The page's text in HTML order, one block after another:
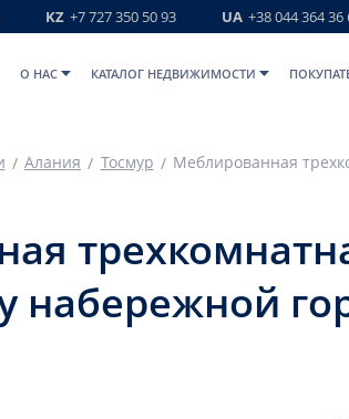
KZ +7 727 350 50 93 UA +38 044 364 36
O НАС КАТАЛОГ НЕДВИЖИМОСТИ
Алания Тосмур
набережной